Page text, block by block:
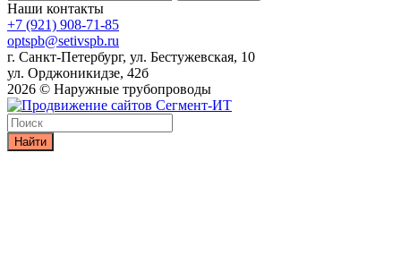
Наши контакты
+7 (921) 908-71-85
optspb@setivspb.ru
г. Санкт-Петербург, ул. Бестужевская, 10
ул. Орджоникидзе, 42б
2026 © Наружные трубопроводы
Найти